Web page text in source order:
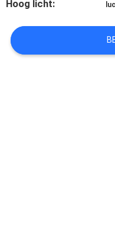
Hoog licht: